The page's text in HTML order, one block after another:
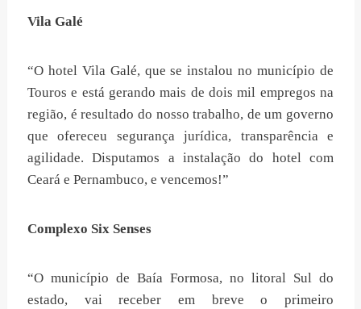
Vila Galé
“O hotel Vila Galé, que se instalou no município de
Touros e está gerando mais de dois mil empregos na
região, é resultado do nosso trabalho, de um governo
que ofereceu segurança jurídica, transparência e
agilidade. Disputamos a instalação do hotel com
Ceará e Pernambuco, e vencemos!”
Complexo Six Senses
“O município de Baía Formosa, no litoral Sul do
estado, vai receber em breve o primeiro